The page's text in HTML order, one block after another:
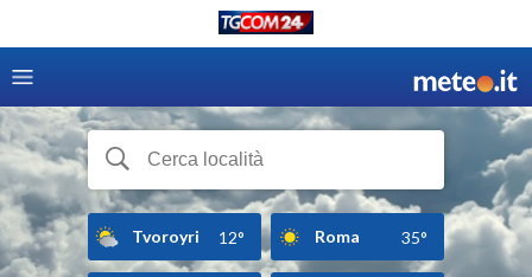
Tvoroyri 12° Roma 35°